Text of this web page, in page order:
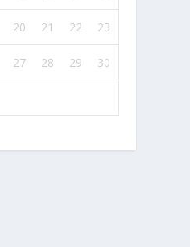
20 21 22 23
27 28 29 30